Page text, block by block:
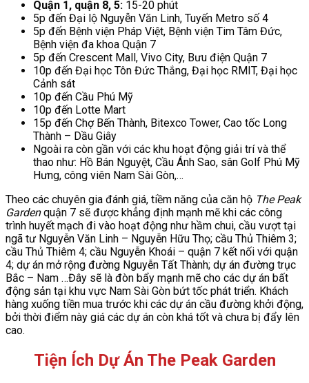
Quận 1, quận 8, 5: 15-20 phút
5p đến Đại lộ Nguyễn Văn Linh, Tuyến Metro số 4
5p đến Bệnh viện Pháp Việt, Bệnh viện Tim Tâm Đức,
Bệnh viện đa khoa Quận 7
5p đến Crescent Mall, Vivo City, Bưu điện Quận 7
10p đến Đại học Tôn Đức Thắng, Đại học RMIT, Đại học
Cảnh sát
10p đến Cầu Phú Mỹ
10p đến Lotte Mart
15p đến Chợ Bến Thành, Bitexco Tower, Cao tốc Long
Thành – Dầu Giây
Ngoài ra còn gần với các khu hoạt động giải trí và thể
thao như: Hồ Bán Nguyệt, Cầu Ánh Sao, sân Golf Phú Mỹ
Hưng, công viên Nam Sài Gòn,…
Theo các chuyên gia đánh giá, tiềm năng của căn hộ The Peak
Gardenquận 7 sẽ được khẳng định mạnh mẽ khi các công
trình huyết mạch đi vào hoạt động như hầm chui, cầu vượt tại
ngã tư Nguyễn Văn Linh – Nguyễn Hữu Thọ; cầu Thủ Thiêm 3;
cầu Thủ Thiêm 4; cầu Nguyễn Khoái – quận 7 kết nối với quận
4; dự án mở rộng đường Nguyễn Tất Thành; dự án đường trục
Bắc – Nam …Đây sẽ là đòn bẩy mạnh mẽ cho các dự án bất
động sản tại khu vực Nam Sài Gòn bứt tốc phát triển. Khách
hàng xuống tiền mua trước khi các dự án cầu đường khởi động,
bởi thời điểm này giá các dự án còn khá tốt và chưa bị đẩy lên
cao.
Tiện Ích Dự Án The Peak Garden